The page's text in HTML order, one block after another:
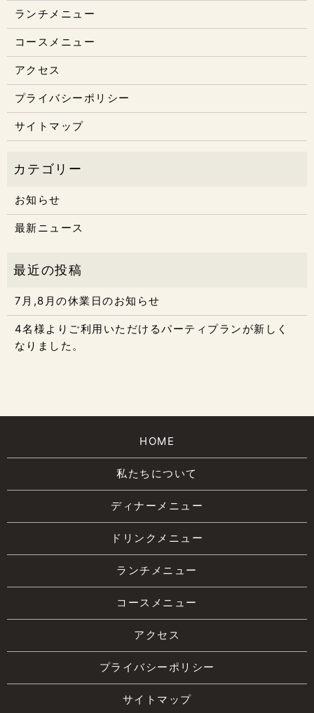
ランチメニュー
コースメニュー
アクセス
プライバシーポリシー
サイトマップ
お知らせ
最新ニュース
7月,8月の休業日のお知らせ
4名様よりご利用いただけるパーティプランが新しく
なりました。
HOME
私たちについて
ディナーメニュー
ドリンクメニュー
ランチメニュー
コースメニュー
アクセス
プライバシーポリシー
サイトマップ